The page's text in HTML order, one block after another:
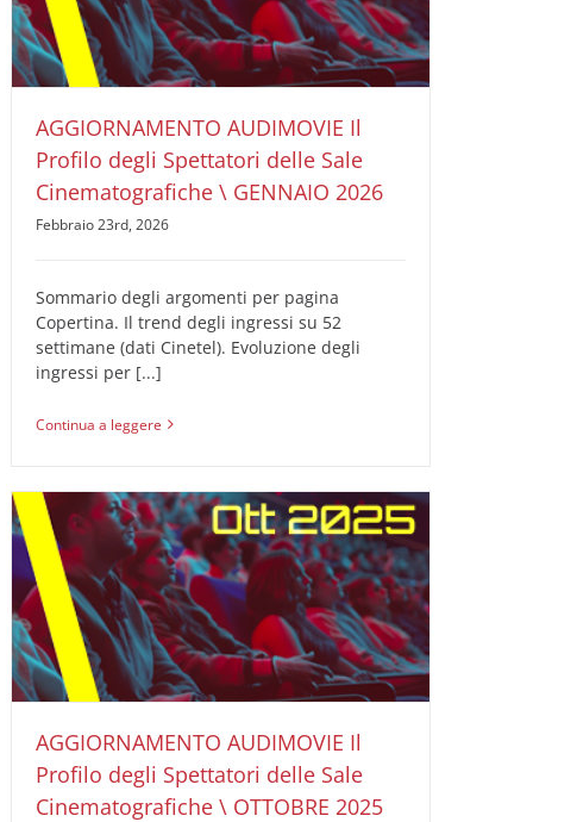
2026
AUDIMOVIE Ricerche Pubblicità Cinema Il Profilo
degli Spettatori delle Sale Cinematografiche
AGGIORNAMENTO AUDIMOVIE Il
Profilo degli Spettatori delle Sale
Cinematografiche \ GENNAIO 2026
Febbraio 23rd, 2026
Sommario degli argomenti per pagina
Copertina. Il trend degli ingressi su 52
settimane (dati Cinetel). Evoluzione degli
ingressi per [...]
Continua a leggere
AGGIORNAMENTO AUDIMOVIE Il Profilo degli
Spettatori delle Sale Cinematografiche \ OTTOBRE
2025
AUDIMOVIE Ricerche Pubblicità Cinema Il Profilo
degli Spettatori delle Sale Cinematografiche
AGGIORNAMENTO AUDIMOVIE Il
Profilo degli Spettatori delle Sale
Cinematografiche \ OTTOBRE 2025